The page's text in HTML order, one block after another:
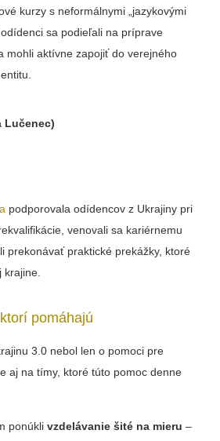
kurzy s neformálnymi „jazykovými
sa podieľali na príprave
mohli aktívne zapojiť do verejného
Lučenec)
podporovala odídencov z Ukrajiny pri
venovali sa kariérnemu
prekonávať praktické prekážky, ktoré
krajine.
pomáhajú
3.0 nebol len o pomoci pre
aj na tímy, ktoré túto pomoc denne
ponúkli vzdelávanie šité na mieru –